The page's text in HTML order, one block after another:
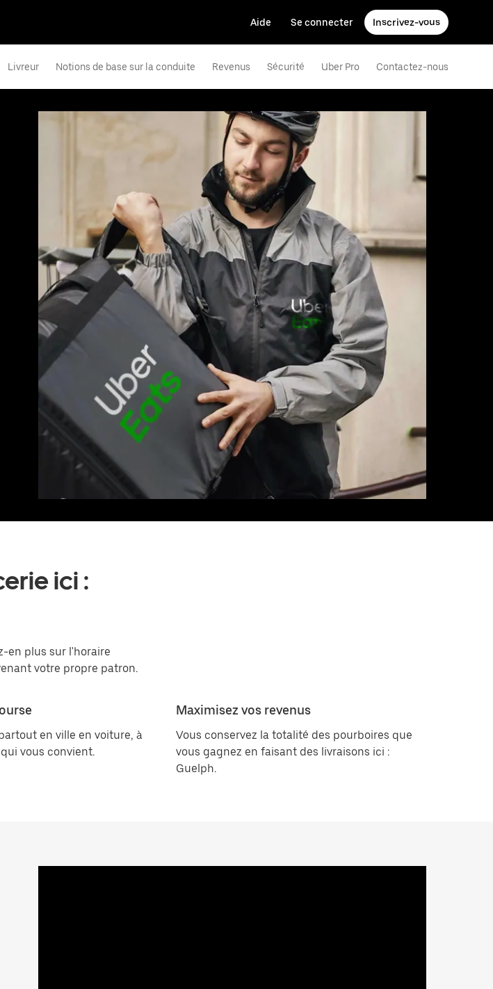
Aide Se connecter Inscrivez-vous
Livreur Notions de base sur la conduite Revenus Sécurité Uber Pro Contactez-nous
ici :
en plus sur l'horaire
votre propre patron.
en ville en voiture, à
vous convient.
Maximisez vos revenus
Vous conservez la totalité des pourboires que
vous gagnez en faisant des livraisons ici :
Guelph.